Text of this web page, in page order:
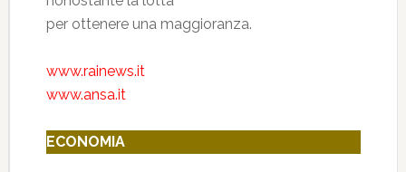
per ottenere una maggioranza.
www.rainews.it
www.ansa.it
ECONOMIA